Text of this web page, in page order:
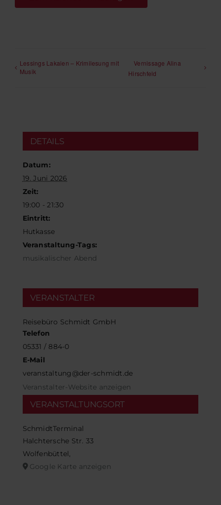
Lessings Lakaien – Krimilesung mit
Musik
Vernissage Alina
Hirschfeld
DETAILS
Datum:
19. Juni 2026
Zeit:
19:00 - 21:30
Eintritt:
Hutkasse
Veranstaltung-Tags:
musikalischer Abend
VERANSTALTUNGSORT
SchmidtTerminal
Halchtersche Str. 33
Wolfenbüttel ,
Google Karte anzeigen
VERANSTALTER
Reisebüro Schmidt GmbH
Telefon
05331 / 884-0
E-Mail
veranstaltung@der-schmidt.de
Veranstalter-Website anzeigen